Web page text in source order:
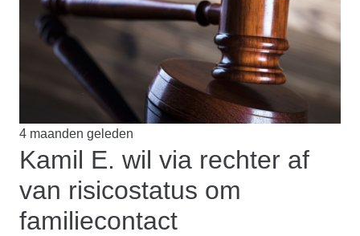
4 maanden geleden
Kamil E. wil via rechter af
van risicostatus om
familiecontact